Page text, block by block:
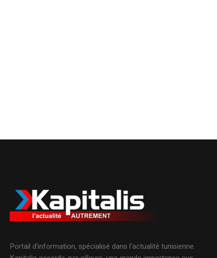
Portail d’information, spécialisé dans l’actualité tunisienne.